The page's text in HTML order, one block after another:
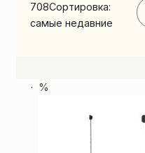
708Сортировка:
самые недавние
%